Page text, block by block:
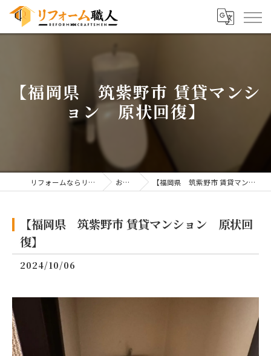
【福岡県 筑紫野市 賃貸マンシ
ョン 原状回復】
リフォームならリフォーム職人 お知らせ 【福岡県 筑紫野市 賃貸マンション 原状回復】
【福岡県 筑紫野市 賃貸マンション 原状回
復】
2024/10/06